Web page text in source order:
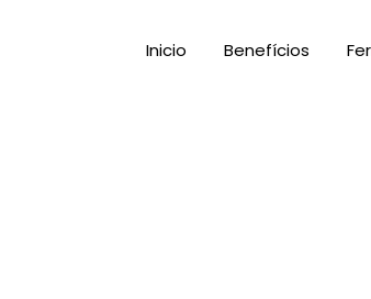
Inicio Benefícios